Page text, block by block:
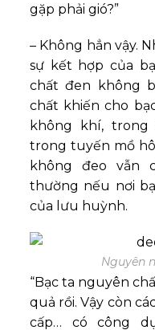
gặp phải gió?”
– Không hẳn vậy.
sự kết hợp của
chất đen không
chất khiến cho
không khí,
trong tuyến mồ
không đeo vẫn
thường nếu nơi
của lưu huỳnh.
Nguyên
“Bạc ta nguyên
quả rồi. Vậy còn
cấp… có công